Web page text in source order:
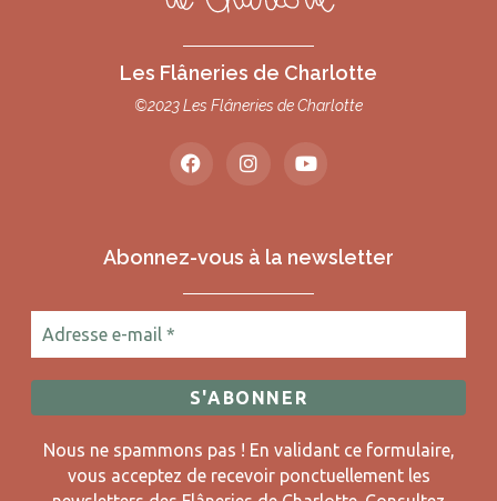
Les Flâneries de Charlotte
©2023 Les Flâneries de Charlotte
Abonnez-vous à la newsletter
Nous ne spammons pas ! En validant ce formulaire,
vous acceptez de recevoir ponctuellement les